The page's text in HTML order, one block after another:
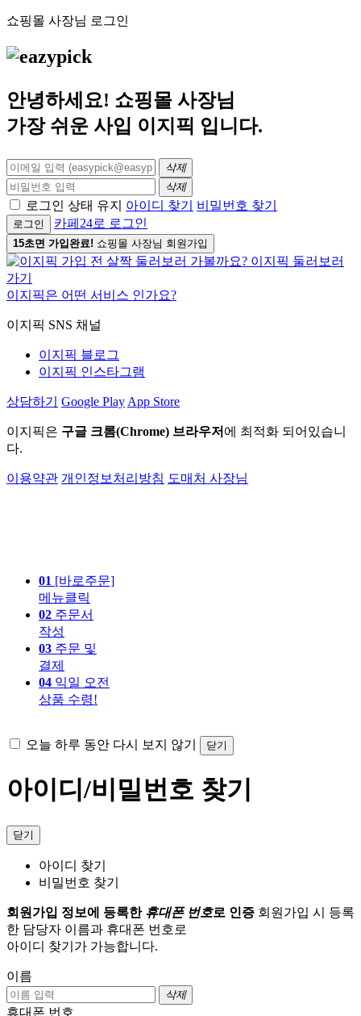
쇼핑몰 사장님 로그인
안녕하세요! 쇼핑몰 사장님
가장 쉬운 사입 이지픽 입니다.
삭제
삭제
로그인 상태 유지 아이디 찾기 비밀번호 찾기
로그인 카페24로 로그인
15초면 가입완료! 쇼핑몰 사장님 회원가입
이지픽은 어떤 서비스 인가요?
이지픽 SNS 채널
이지픽 블로그
이지픽 인스타그램
상담하기 Google Play App Store
이지픽은 구글 크롬(Chrome) 브라우저 에 최적화 되어있습니
다.
이용약관 개인정보처리방침 도매처 사장님
01 [바로주문]
메뉴클릭
02 주문서
작성
03 주문 및
결제
04 익일 오전
상품 수령!
오늘 하루 동안 다시 보지 않기 닫기
아이디/비밀번호 찾기
닫기
아이디 찾기
비밀번호 찾기
회원가입 정보에 등록한 휴대폰 번호로 인증 회원가입 시 등록
한 담당자 이름과 휴대폰 번호로
아이디 찾기가 가능합니다.
이름
삭제
휴대폰 번호